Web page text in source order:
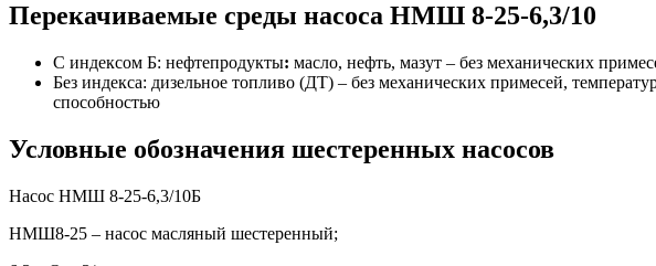
Перекачиваемые среды насоса НМШ 8-25-6,3/10
С индексом Б: нефтепродукты: масло, нефть, мазут – без механических
Без индекса: дизельное топливо (ДТ) – без механических примесей,
способностью
Условные обозначения шестеренных насосов
Насос НМШ 8-25-6,3/10Б
НМШ8-25 – насос масляный шестеренный;